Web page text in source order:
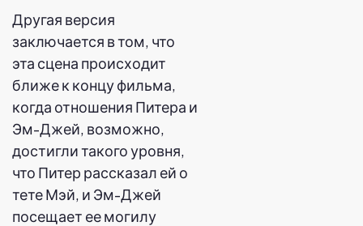
Другая версия
заключается в том, что
эта сцена происходит
ближе к концу фильма,
когда отношения Питера и
Эм-Джей, возможно,
достигли такого уровня,
что Питер рассказал ей о
тете Мэй, и Эм-Джей
посещает ее могилу